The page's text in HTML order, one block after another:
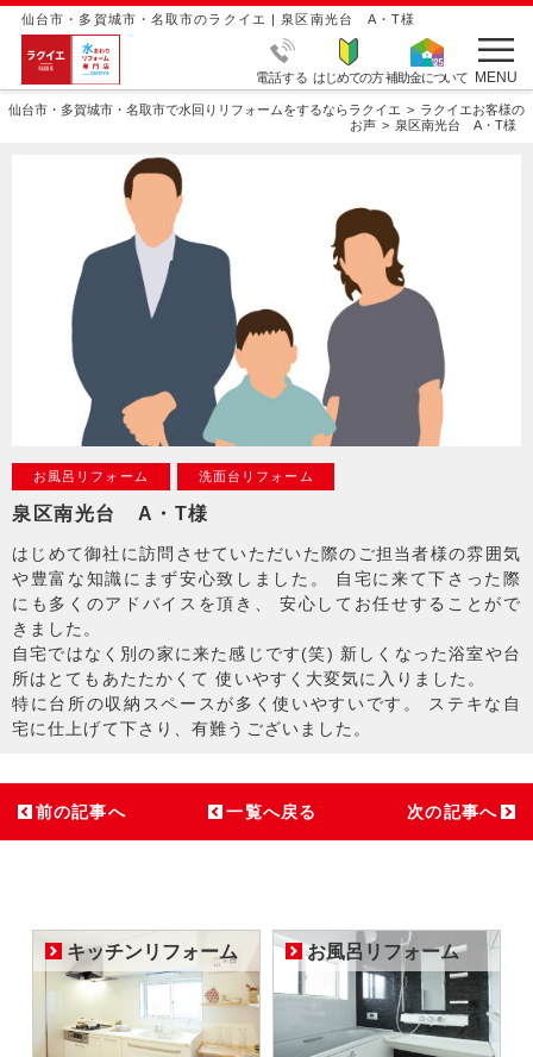
仙台市・多賀城市・名取市のラクイエ | 泉区南光台 A・T様
電話する はじめての方補助金について MENU
仙台市・多賀城市・名取市で水回りリフォームをするならラクイエ
ラクイエお客様の
お声
泉区南光台 A・T様
お風呂リフォーム 洗面台リフォーム
泉区南光台 A・T様
はじめて御社に訪問させていただいた際のご担当者様の雰囲気
や豊富な知識にまず安心致しました。 自宅に来て下さった際
にも多くのアドバイスを頂き、 安心してお任せすることがで
きました。
自宅ではなく別の家に来た感じです(笑) 新しくなった浴室や台
所はとてもあたたかくて 使いやすく大変気に入りました。
特に台所の収納スペースが多く使いやすいです。 ステキな自
宅に仕上げて下さり、有難うございました。
前の記事へ 一覧へ戻る 次の記事へ
キッチンリフォーム お風呂リフォーム